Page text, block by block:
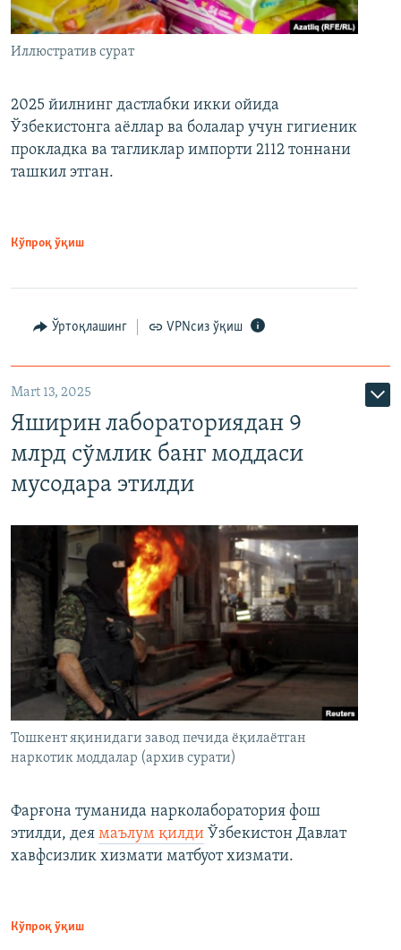
Иллюстратив сурат
2025 йилнинг дастлабки икки ойида
Ўзбекистонга аёллар ва болалар учун гигиеник
прокладка ва тагликлар импорти 2112 тоннани
ташкил этган.
Кўпроқ ўқиш
Ўртоқлашинг VPNсиз ўқиш
Mart 13, 2025
Яширин лабораториядан 9
млрд сўмлик банг моддаси
мусодара этилди
Тошкент яқинидаги завод печида ёқилаётган
наркотик моддалар (архив сурати)
Фарғона туманида нарколаборатория фош
этилди, дея маълум қилди Ўзбекистон Давлат
хавфсизлик хизмати матбуот хизмати.
Кўпроқ ўқиш